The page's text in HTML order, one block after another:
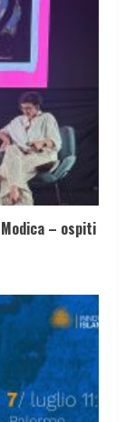
– ospiti